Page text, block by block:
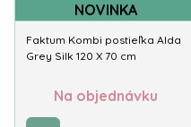
NOVINKA
Faktum Kombi postieľka Alda
Grey Silk 120 X 70 cm
Na objednávku